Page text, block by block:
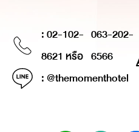
: 02-102-
8621 หรือ
063-202-
6566
: @themomenthotel